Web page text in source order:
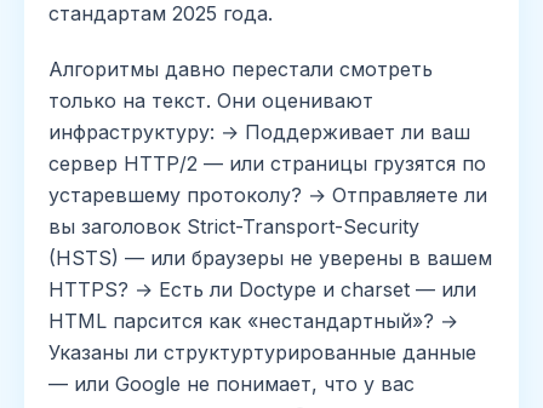
стандартам 2025 года.
Алгоритмы давно перестали смотреть
только на текст. Они оценивают
инфраструктуру: → Поддерживает ли ваш
сервер HTTP/2 — или страницы грузятся по
устаревшему протоколу? → Отправляете ли
вы заголовок Strict-Transport-Security
(HSTS) — или браузеры не уверены в вашем
HTTPS? → Есть ли Doctype и charset — или
HTML парсится как «нестандартный»? →
Указаны ли структуртурированные данные
— или Google не понимает, что у вас